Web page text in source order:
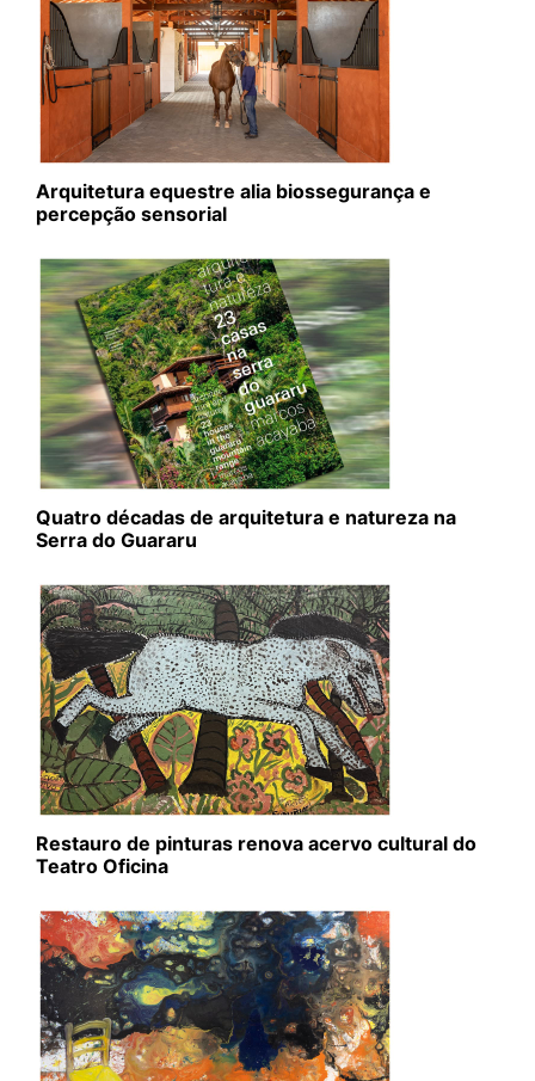
Arquitetura equestre alia biossegurança e
percepção sensorial
Quatro décadas de arquitetura e natureza na
Serra do Guararu
Restauro de pinturas renova acervo cultural do
Teatro Oficina